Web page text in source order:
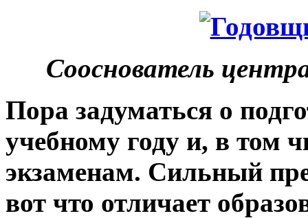
Сооснователь
Пора задуматься о
учебному году и, в том
экзаменам. Сильный
вот что отличает